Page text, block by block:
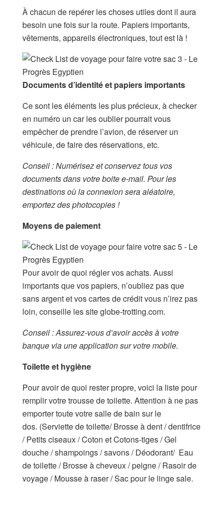
À chacun de repérer les choses utiles dont il aura
besoin une fois sur la route. Papiers importants,
vêtements, appareils électroniques, tout est là !
Documents d’identité et papiers importants
Ce sont les éléments les plus précieux, à checker
en numéro un car les oublier pourrait vous
empêcher de prendre l’avion, de réserver un
véhicule, de faire des réservations, etc.
Conseil : Numérisez et conservez tous vos
documents dans votre boite e-mail. Pour les
destinations où la connexion sera aléatoire,
emportez des photocopies !
Moyens de paiement
Pour avoir de quoi régler vos achats. Aussi
importants que vos papiers, n’oubliez pas que
sans argent et vos cartes de crédit vous n’irez pas
loin, conseille les site globe-trotting.com.
Conseil : Assurez-vous d’avoir accès à votre
banque via une application sur votre mobile.
Toilette et hygiène
Pour avoir de quoi rester propre, voici la liste pour
remplir votre trousse de toilette. Attention à ne pas
emporter toute votre salle de bain sur le
dos. (Serviette de toilette/ Brosse à dent / dentifrice
/ Petits ciseaux / Coton et Cotons-tiges / Gel
douche / shampoings / savons / Déodorant/ Eau
de toilette / Brosse à cheveux / peigne / Rasoir de
voyage / Mousse à raser / Sac pour le linge sale.